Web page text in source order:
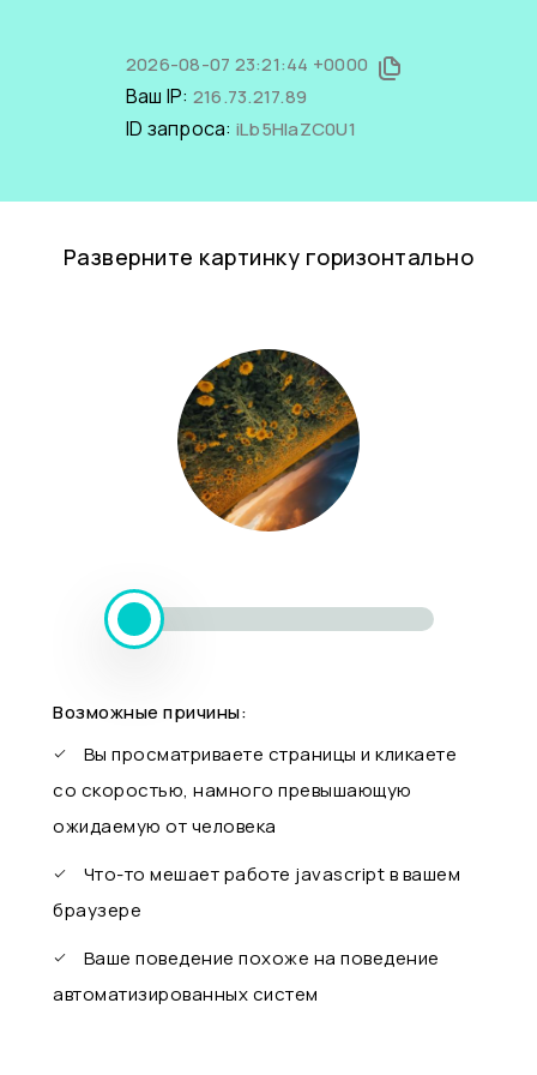
2026-08-07 23:21:44 +0000
Ваш IP: 216.73.217.89
ID запроса: iLb5HlaZC0U1
Разверните картинку горизонтально
Возможные причины:
Вы просматриваете страницы и кликаете
со скоростью, намного превышающую
ожидаемую от человека
Что-то мешает работе javascript в вашем
браузере
Ваше поведение похоже на поведение
автоматизированных систем